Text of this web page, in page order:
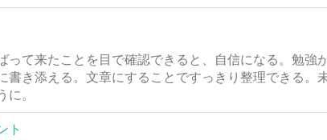
って来たことを目で確認できると、自信になる。勉強
書き添える。文章にすることですっきり整理できる。
に。
ト